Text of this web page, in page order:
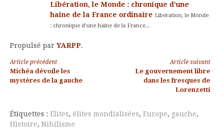
Libération, le Monde : chronique d’une
haine de la France ordinaire Libération, le Monde
: chronique d’une haine de la France...
Propulsé par YARPP.
Lire
la
Article précédent
Michéa dévoile les
mystères de la gauche
Article suivant
Le gouvernement libre
dans les fresques de
Lorenzetti
Étiquettes : Elites, élites mondialisées, Europe, gauche,
Histoire, Nihilisme